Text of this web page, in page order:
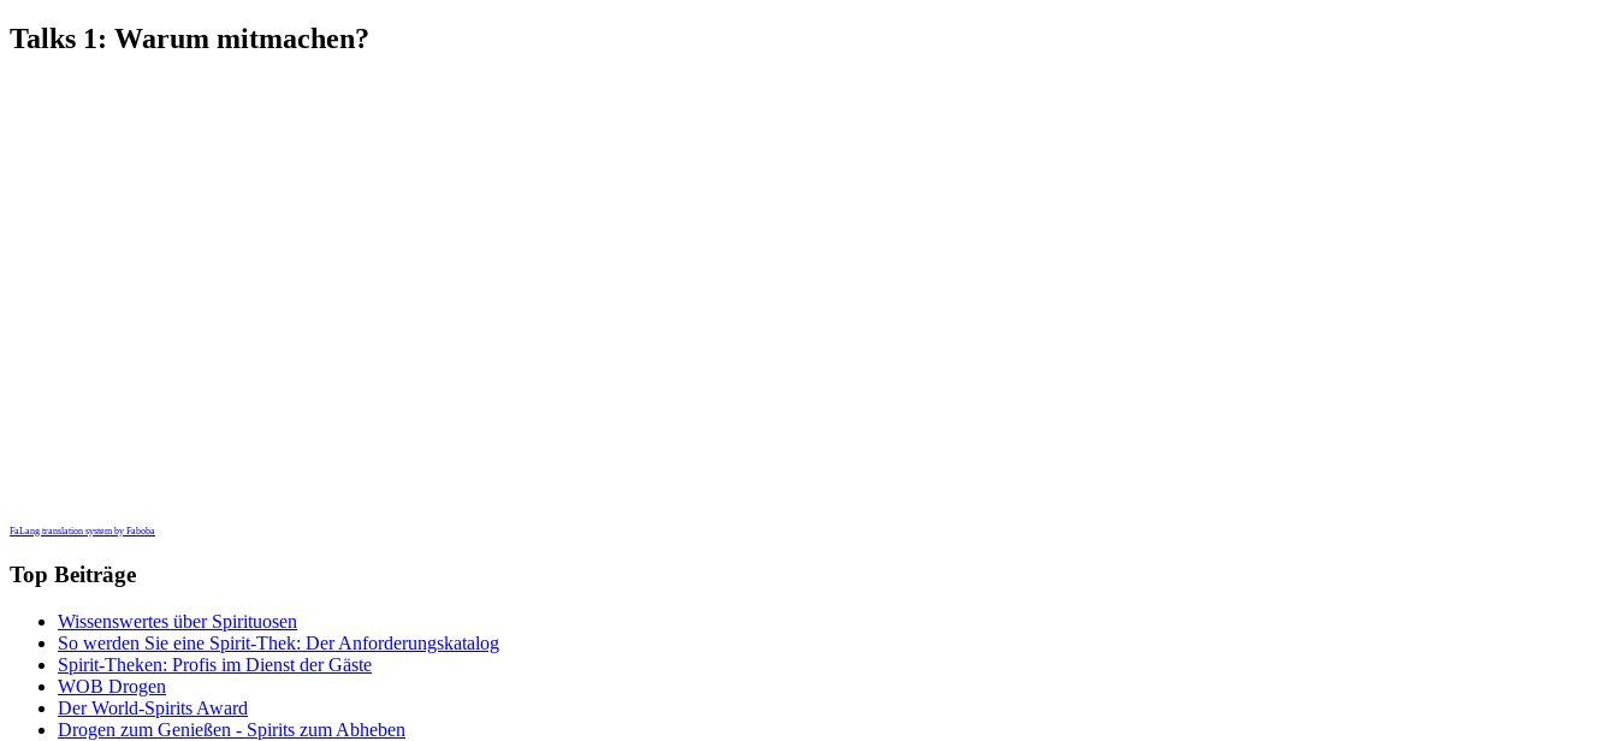
Talks 1: Warum mitmachen?
FaLang translation system by Faboba
Top Beiträge
Wissenswertes über Spirituosen
So werden Sie eine Spirit-Thek: Der Anforderungskatalog
Spirit-Theken: Profis im Dienst der Gäste
WOB Drogen
Der World-Spirits Award
Drogen zum Genießen - Spirits zum Abheben